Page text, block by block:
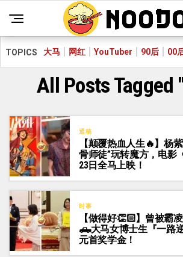
TOPICS 大马 网红 YouTuber 90后 00
All Posts
通稿
【颠覆热血人生🔥】杨
骨师徒”玩转魔方，电影
23日全马上映！
时事
【做得好👏🏻】曾被霸
🛻大马女博士生『一路
元首奖学金！